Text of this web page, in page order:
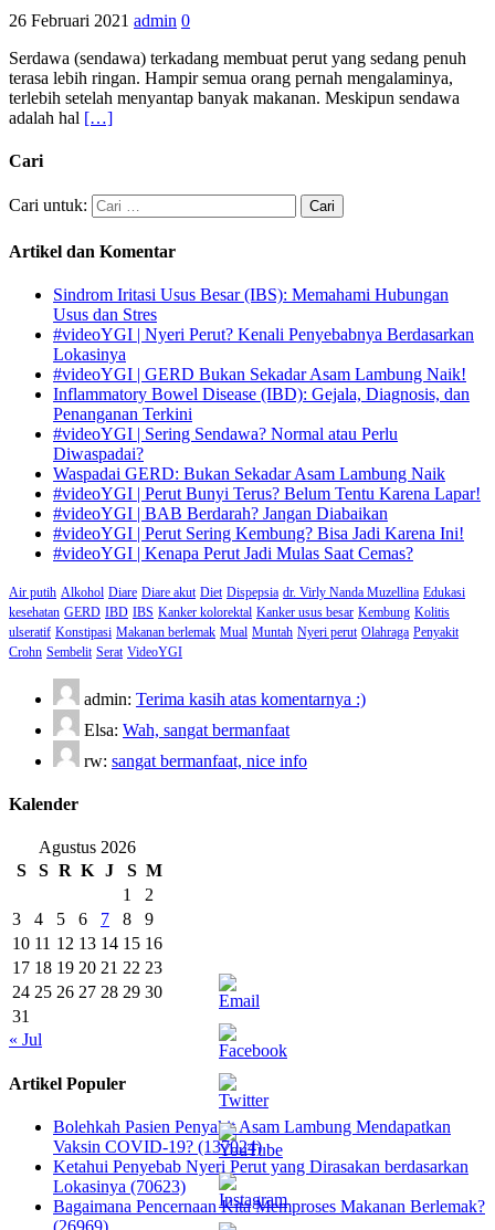
26 Februari 2021 admin 0
Serdawa (sendawa) terkadang membuat perut yang sedang penuh
terasa lebih ringan. Hampir semua orang pernah mengalaminya,
terlebih setelah menyantap banyak makanan. Meskipun sendawa
adalah hal […]
Cari
Cari untuk:
Artikel dan Komentar
Sindrom Iritasi Usus Besar (IBS): Memahami Hubungan
Usus dan Stres
#videoYGI | Nyeri Perut? Kenali Penyebabnya Berdasarkan
Lokasinya
#videoYGI | GERD Bukan Sekadar Asam Lambung Naik!
Inflammatory Bowel Disease (IBD): Gejala, Diagnosis, dan
Penanganan Terkini
#videoYGI | Sering Sendawa? Normal atau Perlu
Diwaspadai?
Waspadai GERD: Bukan Sekadar Asam Lambung Naik
#videoYGI | Perut Bunyi Terus? Belum Tentu Karena Lapar!
#videoYGI | BAB Berdarah? Jangan Diabaikan
#videoYGI | Perut Sering Kembung? Bisa Jadi Karena Ini!
#videoYGI | Kenapa Perut Jadi Mulas Saat Cemas?
Air putih Alkohol Diare Diare akut Diet Dispepsia dr. Virly Nanda Muzellina Edukasi
kesehatan GERD IBD IBS Kanker kolorektal Kanker usus besar Kembung Kolitis
ulseratif Konstipasi Makanan berlemak Mual Muntah Nyeri perut Olahraga Penyakit
Crohn Sembelit Serat VideoYGI
admin: Terima kasih atas komentarnya :)
Elsa: Wah, sangat bermanfaat
rw: sangat bermanfaat, nice info
Kalender
Agustus 2026
S
S R K J S M
1
2
3
4 5 6 7 8
9
10 11 12 13 14 15 16
17 18 19 20 21 22 23
24 25 26 27 28 29 30
31
« Jul
Artikel Populer
Bolehkah Pasien Penyakit Asam Lambung Mendapatkan
Vaksin COVID-19? (137024)
Ketahui Penyebab Nyeri Perut yang Dirasakan berdasarkan
Lokasinya (70623)
Bagaimana Pencernaan Kita Memproses Makanan Berlemak?
(26969)